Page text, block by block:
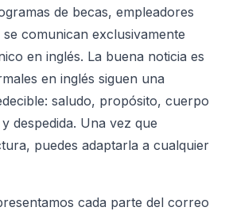
de becas, empleadores
comunican exclusivamente
en inglés. La buena noticia es
en inglés siguen una
saludo, propósito, cuerpo
despedida. Una vez que
puedes adaptarla a cualquier
cada parte del correo